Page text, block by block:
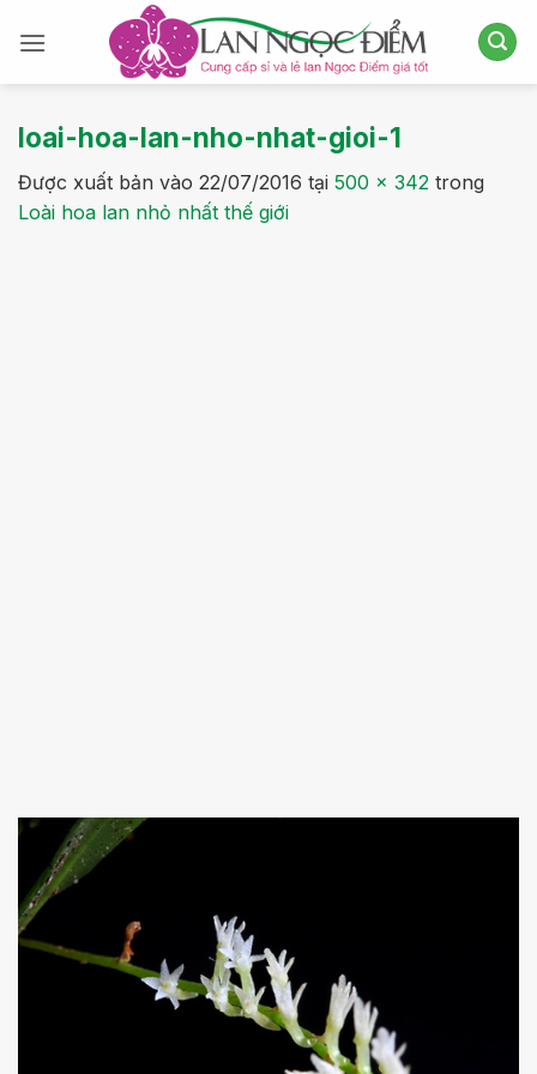
qua
loai-hoa-lan-nho-nhat-gioi-1
Được xuất bản vào 22/07/2016 tại 500 × 342 trong
Loài hoa lan nhỏ nhất thế giới